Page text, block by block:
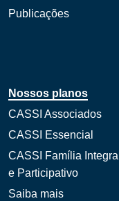
Publicações
Nossos planos
CASSI Associados
CASSI Essencial
CASSI Família Integral
e Participativo
Saiba mais